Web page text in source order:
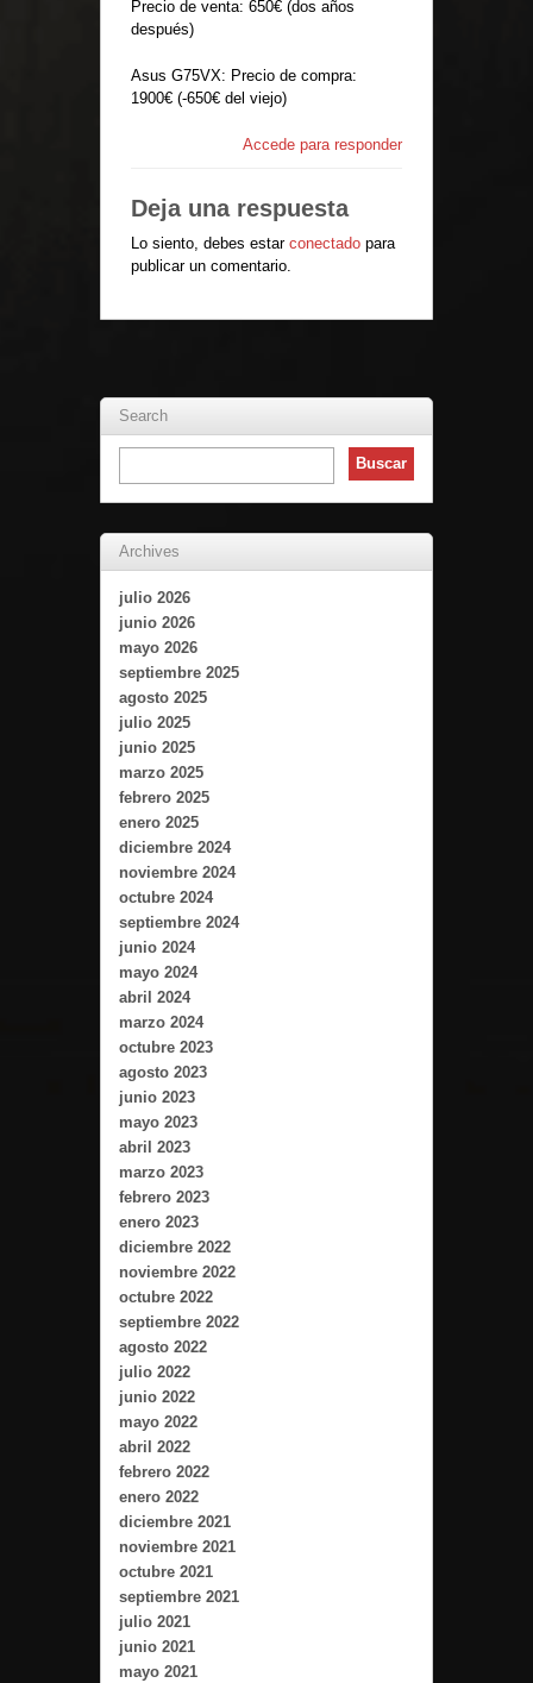
Precio de venta: 650€ (dos años
después)
Asus G75VX: Precio de compra:
1900€ (-650€ del viejo)
Accede para responder
Deja una respuesta
Lo siento, debes estar conectado para
publicar un comentario.
Search
Archives
julio 2026
junio 2026
mayo 2026
septiembre 2025
agosto 2025
julio 2025
junio 2025
marzo 2025
febrero 2025
enero 2025
diciembre 2024
noviembre 2024
octubre 2024
septiembre 2024
junio 2024
mayo 2024
abril 2024
marzo 2024
octubre 2023
agosto 2023
junio 2023
mayo 2023
abril 2023
marzo 2023
febrero 2023
enero 2023
diciembre 2022
noviembre 2022
octubre 2022
septiembre 2022
agosto 2022
julio 2022
junio 2022
mayo 2022
abril 2022
febrero 2022
enero 2022
diciembre 2021
noviembre 2021
octubre 2021
septiembre 2021
julio 2021
junio 2021
mayo 2021